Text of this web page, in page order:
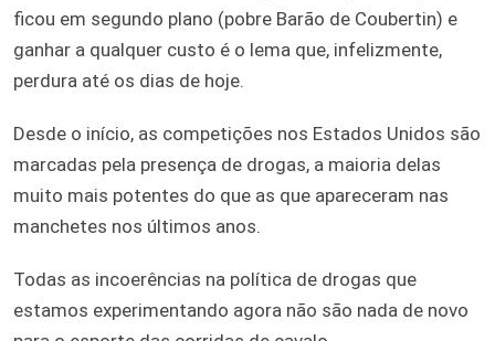
ficou em segundo plano (pobre Barão de Coubertin) e
ganhar a qualquer custo é o lema que, infelizmente,
perdura até os dias de hoje.
Desde o início, as competições nos Estados Unidos são
marcadas pela presença de drogas, a maioria delas
muito mais potentes do que as que apareceram nas
manchetes nos últimos anos.
Todas as incoerências na política de drogas que
estamos experimentando agora não são nada de novo